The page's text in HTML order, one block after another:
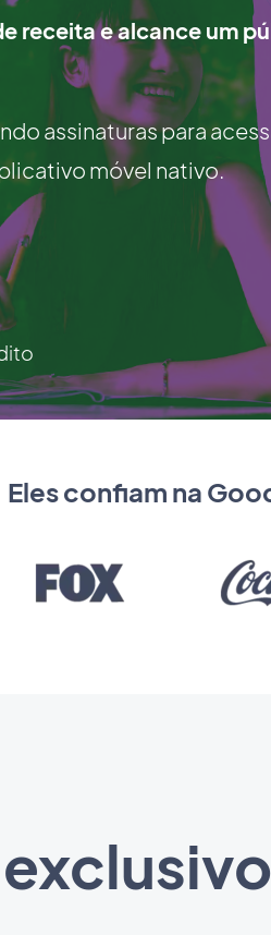
receita e alcance um
assinaturas para
móvel nativo.
Eles confiam na